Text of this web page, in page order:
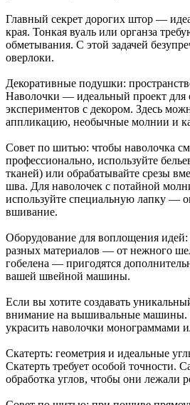
Главный секрет дорогих штор —
края. Тонкая вуаль или органза
обметывания. С этой задачей
оверлоки.
Декоративные подушки:
Наволочки — идеальный проект для
экспериментов с декором. Здесь
аппликацию, необычные молнии и
Совет по шитью: чтобы наволочка
профессионально, используйте
тканей) или обрабатывайте срезы
шва. Для наволочек с потайной
используйте специальную лапку —
вшивание.
Оборудование для воплощения
разных материалов — от нежного
гобелена — пригодятся
вашей швейной машины.
Если вы хотите создавать
внимание на вышивальные машины.
украсить наволочки монограммами
Скатерть: геометрия и идеальные
Скатерть требует особой
обработка углов, чтобы они лежали